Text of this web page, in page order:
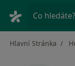
Co hledáte?
Hlavní Stránka